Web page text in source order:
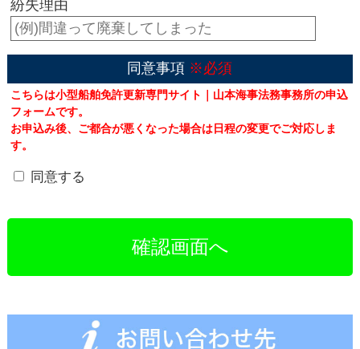
紛失理由
同意事項 ※必須
こちらは小型船舶免許更新専門サイト｜山本海事法務事務所の申込
フォームです。
お申込み後、ご都合が悪くなった場合は日程の変更でご対応しま
す。
同意する